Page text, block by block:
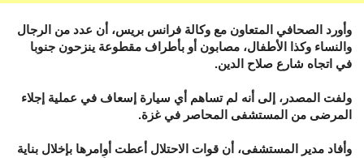
وأورد الصحافي المتعاون مع وكالة فرانس بريس، أن عدد من الرجال
والنساء وكذا الأطفال، مصابون أو بأطراف مقطوعة ينزحون جنوبا
في اتجاه شارع صلاح الدين.
ولفت المصدر، إلى أنه لم تساهم أي سيارة إسعاف في عملية إجلاء
المرضى من المستشفى المحاصر في غزة.
وأفاد مدير المستشفى، أن قوات الاحتلال أعطت أوامرها بإخلال بناية